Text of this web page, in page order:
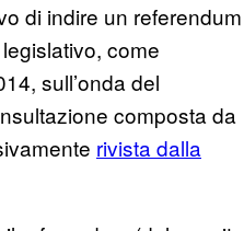
di indire un referendum
come
sull’onda del
composta da
rivista dalla